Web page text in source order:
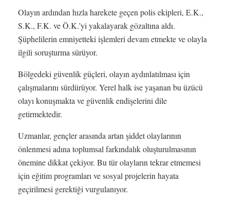
Olayın ardından hızla harekete geçen polis ekipleri, E.K.,
S.K., F.K. ve Ö.K.’yi yakalayarak gözaltına aldı.
Şüphelilerin emniyetteki işlemleri devam etmekte ve olayla
ilgili soruşturma sürüyor.
Bölgedeki güvenlik güçleri, olayın aydınlatılması için
çalışmalarını sürdürüyor. Yerel halk ise yaşanan bu üzücü
olayı konuşmakta ve güvenlik endişelerini dile
getirmektedir.
Uzmanlar, gençler arasında artan şiddet olaylarının
önlenmesi adına toplumsal farkındalık oluşturulmasının
önemine dikkat çekiyor. Bu tür olayların tekrar etmemesi
için eğitim programları ve sosyal projelerin hayata
geçirilmesi gerektiği vurgulanıyor.